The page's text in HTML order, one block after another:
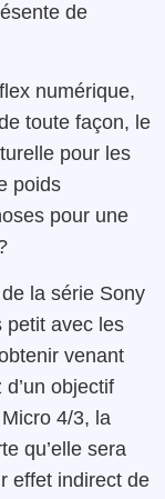
de
numérique,
toute façon, le
pour les
poids
pour une
la série Sony
petit avec les
venant
objectif
4/3, la
qu’elle sera
effet indirect de